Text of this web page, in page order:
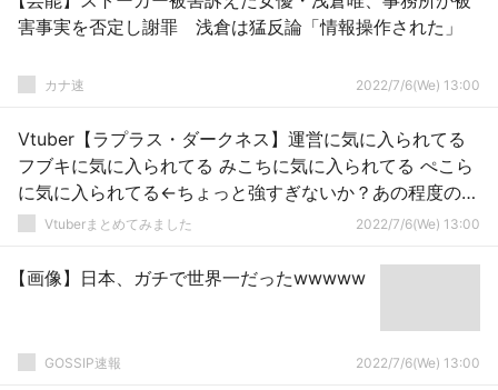
害事実を否定し謝罪 浅倉は猛反論「情報操作された」
カナ速 2022/7/6(We) 13:00
Vtuber【ラプラス・ダークネス】運営に気に入られてる
フブキに気に入られてる みこちに気に入られてる ぺこら
に気に入られてる←ちょっと強すぎないか？あの程度の炎
上なんてすぐ流されるわけだｗｗｗ
Vtuberまとめてみました 2022/7/6(We) 13:00
【画像】日本、ガチで世界一だったwwwww
GOSSIP速報 2022/7/6(We) 13:00